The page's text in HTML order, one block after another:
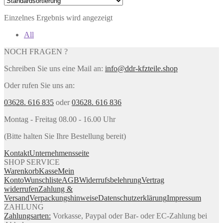
Einzelnes Ergebnis wird angezeigt
All
NOCH FRAGEN ?
Schreiben Sie uns eine Mail an: info@ddr-kfzteile.shop
Oder rufen Sie uns an:
03628. 616 835 oder03628. 616 836
Montag - Freitag 08.00 - 16.00 Uhr
(Bitte halten Sie Ihre Bestellung bereit)
KontaktUnternehmensseite
SHOP SERVICE
WarenkorbKasseMein
KontoWunschlisteAGBWiderrufsbelehrungVertrag
widerrufenZahlung &
VersandVerpackungshinweiseDatenschutzerklärungImpressum
ZAHLUNG
Zahlungsarten: Vorkasse, Paypal oder Bar- oder EC-Zahlung bei